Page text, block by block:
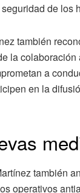
de los
también
la
a
en la
también
operativos